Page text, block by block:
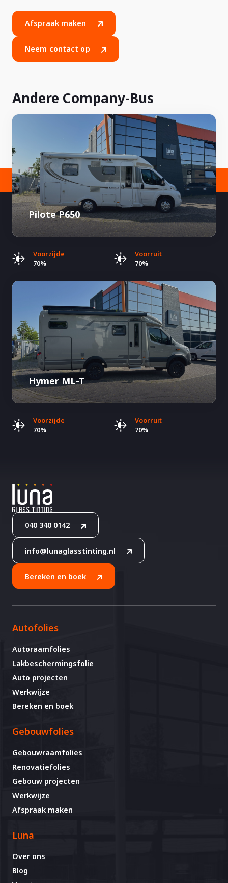
Afspraak maken
Neem contact op
Andere Company-Bus
Pilote P650
Voorzijde
70%
Voorruit
70%
Hymer ML-T
Voorzijde
70%
Voorruit
70%
040 340 0142
info@lunaglasstinting.nl
Bereken en boek
Autofolies
Autoraamfolies
Lakbeschermingsfolie
Auto projecten
Werkwijze
Bereken en boek
Gebouwfolies
Gebouwraamfolies
Renovatiefolies
Gebouw projecten
Werkwijze
Afspraak maken
Luna
Over ons
Blog